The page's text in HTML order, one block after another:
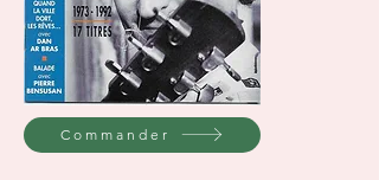
Commander